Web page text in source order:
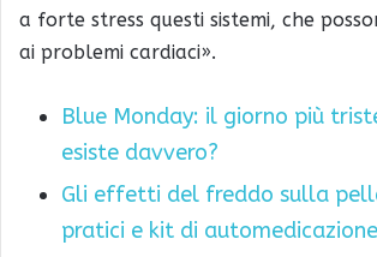
a forte stress questi sistemi, che
ai problemi cardiaci».
Blue Monday: il giorno più
esiste davvero?
Gli effetti del freddo sulla
pratici e kit di automedicazione